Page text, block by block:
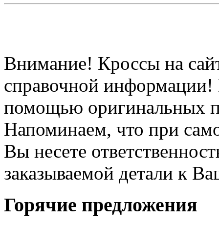
Внимание! Кроссы на
справочной информации!
помощью оригинальных
Напоминаем, что при
Вы несете
заказываемой детали к
Горячие предложения